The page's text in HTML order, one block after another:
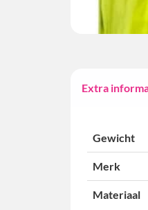
Extra
Gewicht
Merk
Materiaal